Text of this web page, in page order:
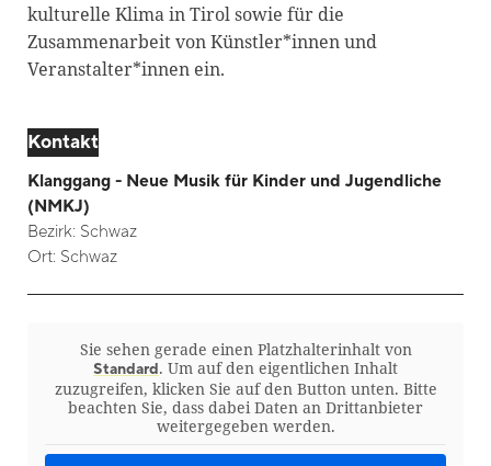
kulturelle Klima in Tirol sowie für die
Zusammenarbeit von Künstler*innen und
Veranstalter*innen ein.
Kontakt
Klanggang - Neue Musik für Kinder und Jugendliche
(NMKJ)
Bezirk: Schwaz
Ort: Schwaz
Sie sehen gerade einen Platzhalterinhalt von
Standard. Um auf den eigentlichen Inhalt
zuzugreifen, klicken Sie auf den Button unten. Bitte
beachten Sie, dass dabei Daten an Drittanbieter
weitergegeben werden.